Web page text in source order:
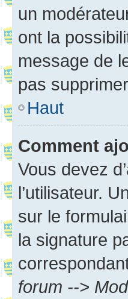
un
ont la
message de
pas
Haut
Comment
Vous devez
l’utilisateur.
sur le
la signature
forum -->